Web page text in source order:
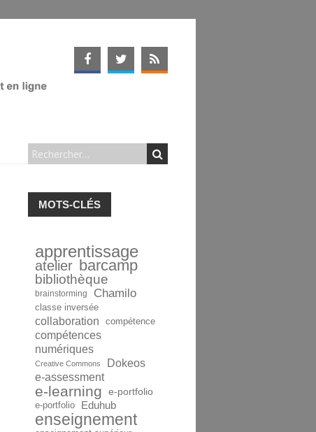
MOTS-CLÉS
apprentissage
atelier barcamp
bibliothèque
brainstorming Chamilo
classe inversée
collaboration compétence
compétences
numériques
Creative Commons
Dokeos
e-assessment
e-learning e-portfolio
e-portfolio Eduhub
enseignement